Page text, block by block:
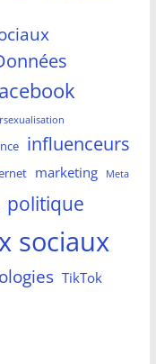
influenceurs
marketing Meta
politique
sociaux
TikTok